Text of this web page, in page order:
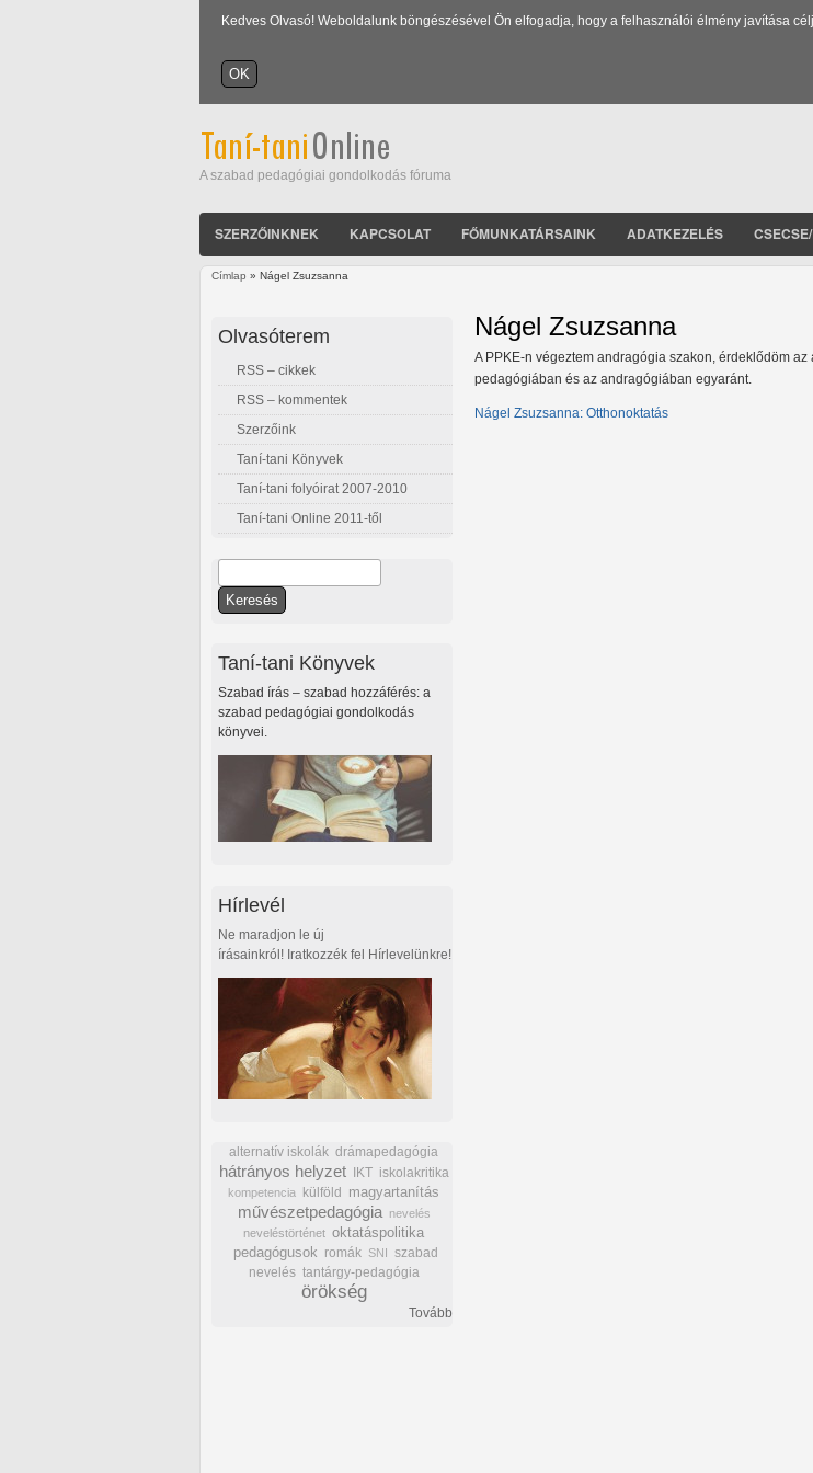
Kedves Olvasó! Weboldalunk böngészésével Ön elfogadja, hogy a felhasználói élmény javítása
A szabad pedagógiai gondolkodás fóruma
SZERZŐINKNEK KAPCSOLAT FŐMUNKATÁRSAINK ADATKEZELÉS
Címlap » Nágel Zsuzsanna
Nágel Zsuzsanna
A PPKE-n végeztem andragógia szakon, érdeklődöm az
pedagógiában és az andragógiában egyaránt.
Nágel Zsuzsanna: Otthonoktatás
Olvasóterem
RSS – cikkek
RSS – kommentek
Szerzőink
Taní-tani Könyvek
Taní-tani folyóirat 2007-2010
Taní-tani Online 2011-től
Keresés űrlap
Taní-tani Könyvek
Szabad írás – szabad hozzáférés: a
szabad pedagógiai gondolkodás
könyvei.
Hírlevél
Ne maradjon le új
írásainkról! Iratkozzék fel Hírlevelünkre!
alternatív iskolák drámapedagógia
hátrányos helyzet IKT iskolakritika
kompetencia külföld magyartanítás
művészetpedagógia
nevelés
neveléstörténet oktatáspolitika
pedagógusok romák SNI szabad
nevelés tantárgy-pedagógia
örökség
Tovább